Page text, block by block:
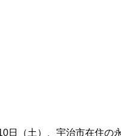
日（土）、宇治市在住